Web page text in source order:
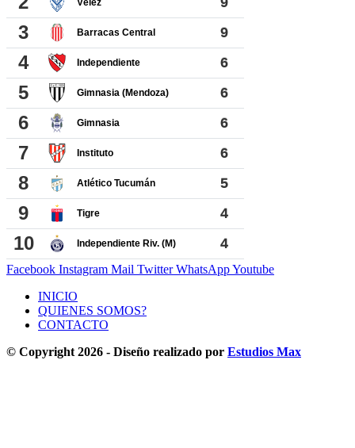
Facebook Instagram Mail Twitter WhatsAppYoutube
INICIO
QUIENES SOMOS?
CONTACTO
© Copyright 2026 - Diseño realizado por Estudios Max